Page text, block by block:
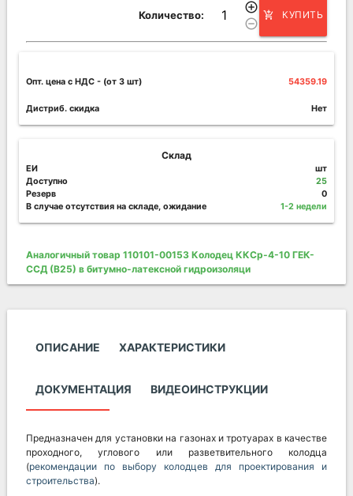
Количество:
add_circle_outline
remove_circle_outline
add_shopping_cart КУПИТЬ
Опт. цена c НДС - (от 3 шт) 54359.19
Дистриб. скидка Нет
Склад
ЕИ
шт
Доступно
25
Резерв
0
В случае отсутствия на складе, ожидание
1-2 недели
Аналогичный товар 110101-00153 Колодец ККСр-4-10 ГЕК-
ССД (В25) в битумно-латексной гидроизоляци
ОПИСАНИЕ ХАРАКТЕРИСТИКИ
ДОКУМЕНТАЦИЯ ВИДЕОИНСТРУКЦИИ
Предназначен для установки на газонах и тротуарах в качестве
проходного, углового или разветвительного колодца
(рекомендации по выбору колодцев для проектирования и
строительства).